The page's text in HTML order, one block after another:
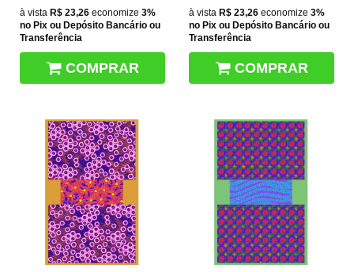
à vista R$ 23,26 economize 3%
no Pix ou Depósito Bancário ou
Transferência
COMPRAR
à vista R$ 23,26 economize 3%
no Pix ou Depósito Bancário ou
Transferência
COMPRAR